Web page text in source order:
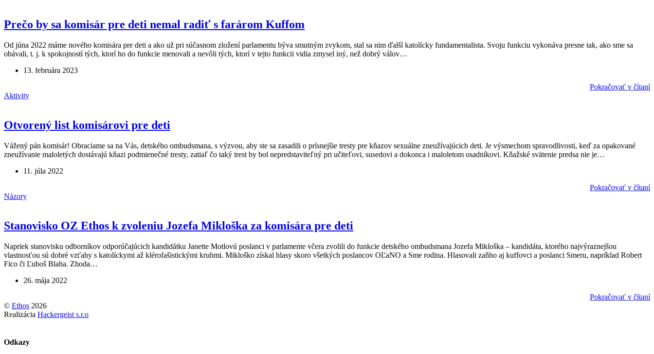
Prečo by sa komisár pre deti nemal radiť s farárom Kuffom
Od júna 2022 máme nového komisára pre deti a ako už pri súčasnom zložení parlamentu býva smutným zvykom, stal sa nim ďalší katolícky fundamentalista. Svoju funkciu vykonáva presne tak, ako sme sa
obávali, t. j. k spokojností tých, ktorí ho do funkcie menovali a nevôli tých, ktorí v tejto funkcii vidia zmysel iný, než dobrý válov…
13. februára 2023
Pokračovať v čítaní
Aktivity
Otvorený list komisárovi pre deti
Vážený pán komisár! Obraciame sa na Vás, detského ombudsmana, s výzvou, aby ste sa zasadili o prísnejšie tresty pre kňazov sexuálne zneužívajúcich deti. Je výsmechom spravodlivosti, keď za opakované
zneužívanie maloletých dostávajú kňazi podmienečné tresty, zatiaľ čo taký trest by bol nepredstaviteľný pri učiteľovi, susedovi a dokonca i maloletom osadníkovi. Kňažské svätenie predsa nie je…
11. júla 2022
Pokračovať v čítaní
Názory
Stanovisko OZ Ethos k zvoleniu Jozefa Mikloška za komisára pre deti
Napriek stanovisku odborníkov odporúčajúcich kandidátku Janette Motlovú poslanci v parlamente včera zvolili do funkcie detského ombudsmana Jozefa Mikloška – kandidáta, ktorého najvýraznejšou
vlastnosťou sú dobré vzťahy s katolíckymi až klérofašistickými kruhmi. Mikloško získal hlasy skoro všetkých poslancov OĽaNO a Sme rodina. Hlasovali zaňho aj kuffovci a poslanci Smeru, napríklad Robert
Fico či Ľuboš Blaha. Zhoda…
26. mája 2022
Pokračovať v čítaní
© Ethos 2026
Realizácia Hackergeist s.r.o
Odkazy